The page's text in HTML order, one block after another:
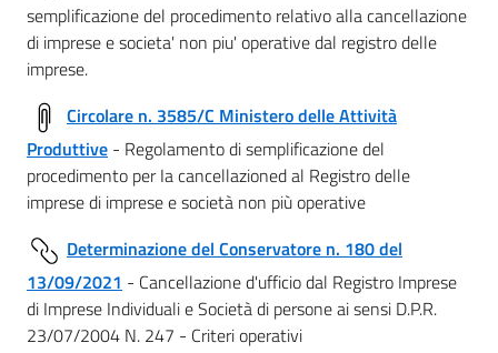
semplificazione del procedimento relativo alla cancellazione
di imprese e societa' non piu' operative dal registro delle
imprese.
Circolare n. 3585/C Ministero delle Attività
Produttive - Regolamento di semplificazione del
procedimento per Ia cancellazioned al Registro delle
imprese di imprese e società non più operative
Determinazione del Conservatore n. 180 del
13/09/2021 - Cancellazione d'ufficio dal Registro Imprese
di Imprese Individuali e Società di persone ai sensi D.P.R.
23/07/2004 N. 247 - Criteri operativi